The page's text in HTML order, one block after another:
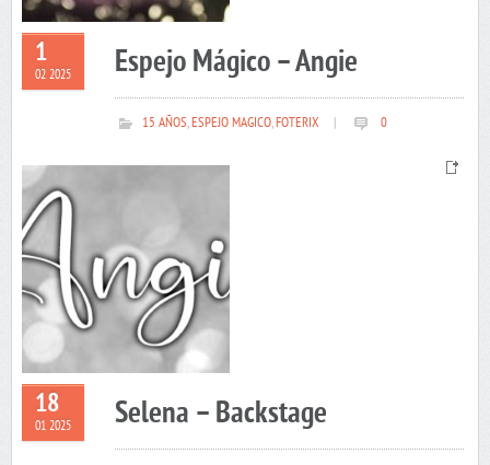
1
02 2025 Espejo Mágico – Angie
15 AÑOS,ESPEJO MAGICO,FOTERIX 0
18
01 2025 Selena – Backstage